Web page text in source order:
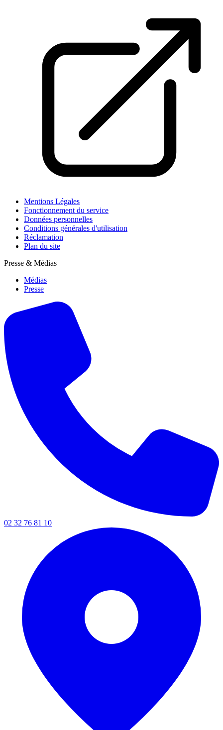
Mentions Légales
Fonctionnement du service
Données personnelles
Conditions générales d'utilisation
Réclamation
Plan du site
Presse & Médias
Médias
Presse
02 32 76 81 10